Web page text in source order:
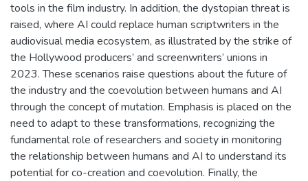
tools in the film industry. In addition, the dystopian threat is
raised, where AI could replace human scriptwriters in the
audiovisual media ecosystem, as illustrated by the strike of
the Hollywood producers’ and screenwriters’ unions in
2023. These scenarios raise questions about the future of
the industry and the coevolution between humans and AI
through the concept of mutation. Emphasis is placed on the
need to adapt to these transformations, recognizing the
fundamental role of researchers and society in monitoring
the relationship between humans and AI to understand its
potential for co-creation and coevolution. Finally, the